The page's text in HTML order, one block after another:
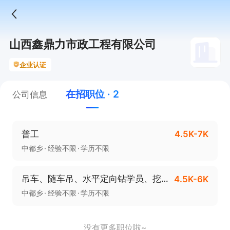
山西鑫鼎力市政工程有限公司
企业认证
公司信息 在招职位 · 2
普工 4.5K-7K
中都乡 经验不限 学历不限
吊车、随车吊、水平定向钻学员、挖机、施工测量技术员等 4.5K-6K
中都乡 经验不限 学历不限
没有更多职位啦~